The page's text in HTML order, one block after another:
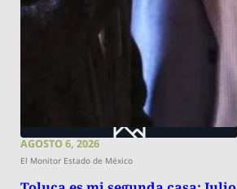
AGOSTO 6, 2026
El Monitor Estado de México